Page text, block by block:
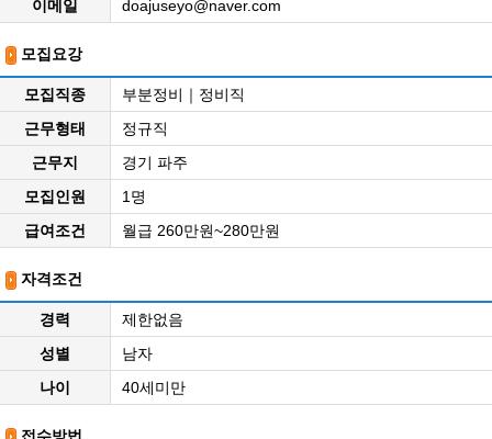
이메일
doajuseyo@naver.com
모집요강
모집직종
부분정비｜정비직
근무형태
정규직
근무지
경기 파주
모집인원
1명
급여조건
월급 260만원~280만원
자격조건
경력
제한없음
성별
남자
나이
40세미만